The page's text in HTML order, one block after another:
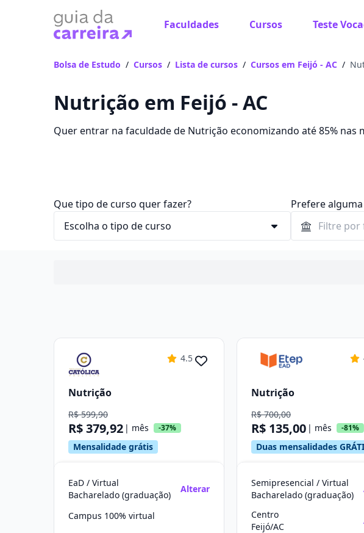
Faculdades Cursos Teste
Bolsa de Estudo / Cursos / Lista de cursos / Cursos em Feijó - AC /
Nutrição em Feijó - AC
Quer entrar na faculdade de Nutrição economizando até 85% nas
Que tipo de curso quer fazer? Prefere
4.5
Nutrição
R$ 599,90
R$ 379,92 | mês -37%
Mensalidade grátis
EaD / Virtual
Bacharelado (graduação)
Alterar
Campus 100% virtual
Nutrição
R$ 700,00
R$ 135,00 | mês -81%
Duas mensalidades
Semipresencial / Virtual
Bacharelado (graduação)
Centro
Feijó/AC